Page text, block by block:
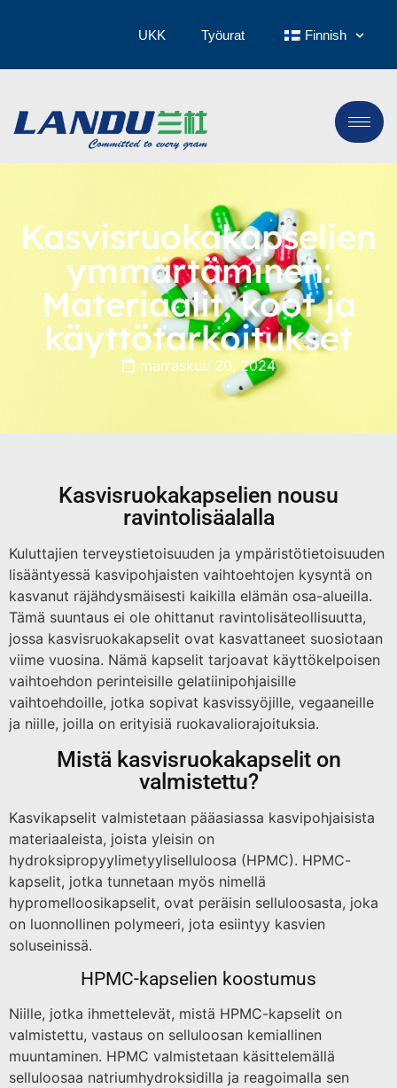
UKK Työurat Finnish
Kasvisruokakapselien
ymmärtäminen:
Materiaalit, koot ja
käyttötarkoitukset
marraskuu 20, 2024
Kasvisruokakapselien nousu
ravintolisäalalla
Kuluttajien terveystietoisuuden ja ympäristötietoisuuden
lisääntyessä kasvipohjaisten vaihtoehtojen kysyntä on
kasvanut räjähdysmäisesti kaikilla elämän osa-alueilla.
Tämä suuntaus ei ole ohittanut ravintolisäteollisuutta,
jossa kasvisruokakapselit ovat kasvattaneet suosiotaan
viime vuosina. Nämä kapselit tarjoavat käyttökelpoisen
vaihtoehdon perinteisille gelatiinipohjaisille
vaihtoehdoille, jotka sopivat kasvissyöjille, vegaaneille
ja niille, joilla on erityisiä ruokavaliorajoituksia.
Mistä kasvisruokakapselit on
valmistettu?
Kasvikapselit valmistetaan pääasiassa kasvipohjaisista
materiaaleista, joista yleisin on
hydroksipropyylimetyyliselluloosa (HPMC). HPMC-
kapselit, jotka tunnetaan myös nimellä
hypromelloosikapselit, ovat peräisin selluloosasta, joka
on luonnollinen polymeeri, jota esiintyy kasvien
soluseinissä.
HPMC-kapselien koostumus
Niille, jotka ihmettelevät, mistä HPMC-kapselit on
valmistettu, vastaus on selluloosan kemiallinen
muuntaminen. HPMC valmistetaan käsittelemällä
selluloosaa natriumhydroksidilla ja reagoimalla sen